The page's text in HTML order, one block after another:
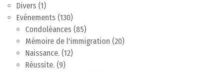
Divers (1)
Evénements (130)
Condoléances (85)
Mémoire de l'immigration (20)
Naissance. (12)
Réussite. (9)